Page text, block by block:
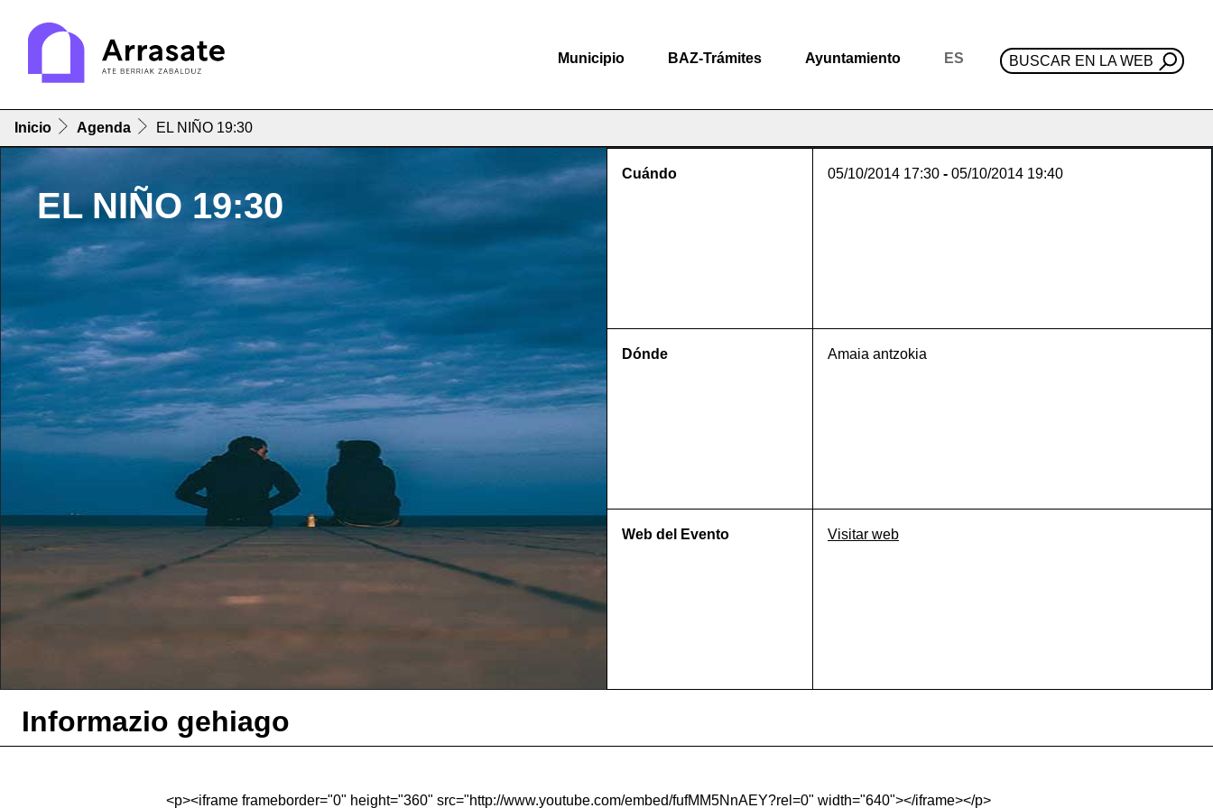
Municipio BAZ-Trámites Ayuntamiento ES BUSCAR EN LA WEB
Inicio Agenda EL NIÑO 19:30
EL NIÑO 19:30
Cuándo 05/10/2014 17:30 - 05/10/2014 19:40
Dónde Amaia antzokia
Web del Evento Visitar web
Informazio gehiago
<p><iframe frameborder="0" height="360" src="http://www.youtube.com/embed/fufMM5NnAEY?rel=0" width="640"></iframe></p>